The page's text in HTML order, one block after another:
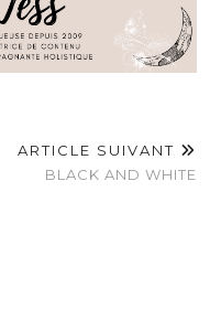
ARTICLE SUIVANT
BLACK AND WHITE